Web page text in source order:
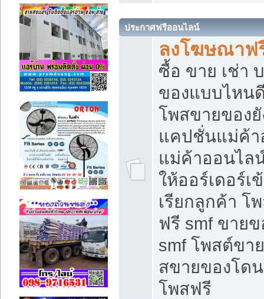
ประกาศฟรีออนไลน์
ลงโฆษณาฟ
ซื้อ ขาย เช่า
ของแบบไหน
โพสขายของยั
แคปชั่นแม่ค้
แม่ค้าออนไล
ให้ออร์เดอร์เ
เรียกลูกค้า โ
ฟรี smf ขาย
smf โพสต์ขา
สขายของโด
โพสฟรี